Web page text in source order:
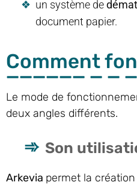
un système de
document papier.
Comment
Le mode de
deux angles différents.
Son
Arkevia permet la